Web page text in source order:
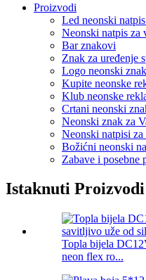
Proizvodi
Led neonski
Neonski natpis za
Bar znakovi
Znak za uređenje
Logo neonski znak
Kupite neonske
Klub neonske
Crtani neonski
Neonski znak za
Neonski natpisi
Božićni neonski
Zabave i posebne
Istaknuti Proizvodi
Topla bijela
neon flex ro...